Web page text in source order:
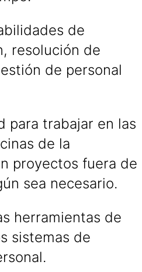
de
resolución de
de personal
para trabajar en las
de la
proyectos fuera de
sea necesario.
herramientas de
sistemas de